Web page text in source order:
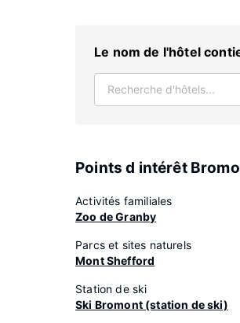
Le nom de l'hôtel
Points d intérêt
Activités familiales
Zoo de Granby
Parcs et sites naturels
Mont Shefford
Station de ski
Ski Bromont (station de ski)